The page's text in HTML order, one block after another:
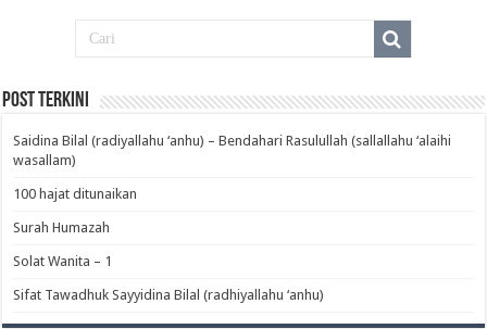
Post Terkini
Saidina Bilal (radiyallahu ‘anhu) – Bendahari Rasulullah (sallallahu ‘alaihi
wasallam)‎
100 hajat ditunaikan
Surah Humazah
Solat Wanita – 1
Sifat Tawadhuk Sayyidina Bilal (radhiyallahu ‘anhu)‎